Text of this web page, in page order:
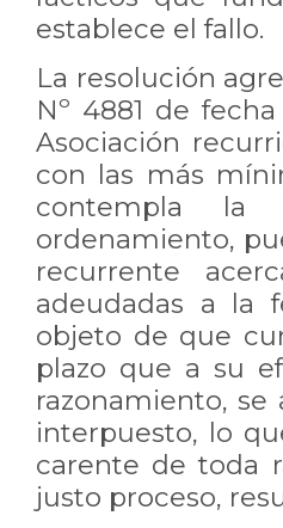
establece el fallo.
La resolución
Nº 4881 de
Asociación
con las más
contempla la
ordenamiento,
recurrente
adeudadas a la
objeto de que
plazo que a su
razonamiento,
interpuesto, lo
carente de toda
justo proceso,